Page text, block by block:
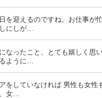
を迎えるのですね。お仕事が
にしが…
なったこと、とても嬉しく思
ように…
をしていなければ 男性も女性
女…